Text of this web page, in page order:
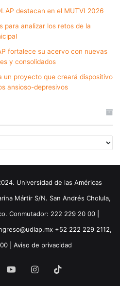
destacan en el MUTVI 2026
para analizar los retos de la
fortalece su acervo con nuevas
y consolidados
un proyecto que creará dispositivo
ansioso-depresivos
Universidad de las Américas
Mártir S/N. San Andrés Cholula,
Conmutador: 222 229 20 00 |
+52 222 229 2112,
| Aviso de privacidad
YouTubeInstagram